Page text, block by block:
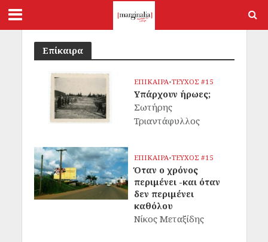
Επίκαιρα
ΕΠΙΚΑΙΡΑ•ΤΕΥΧΟΣ #15
Υπάρχουν ήρωες;
Σωτήρης
Τριαντάφυλλος
ΕΠΙΚΑΙΡΑ•ΤΕΥΧΟΣ #15
Όταν ο χρόνος
περιμένει -και όταν
δεν περιμένει
καθόλου
Νίκος Μεταξίδης